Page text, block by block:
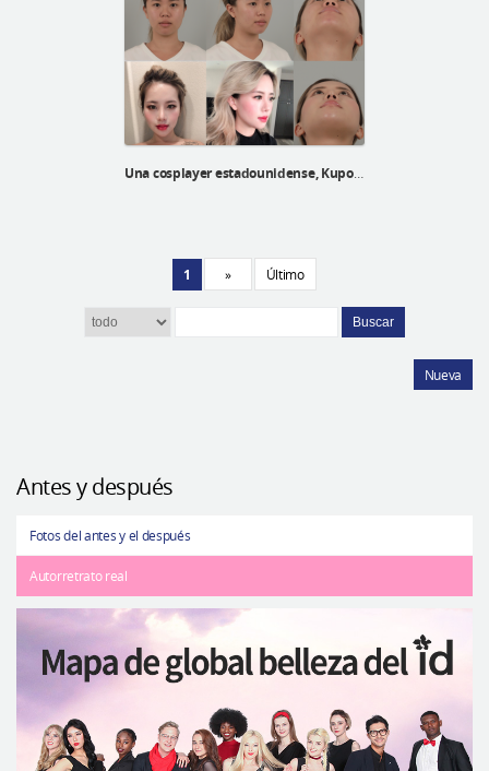
Una cosplayer estadounidense, Kupo Vannie, recibió su rinoplastia y su línea V en el Hospital ID
1 » Último
Buscar
Nueva
Antes y después
Fotos del antes y el después
Autorretrato real